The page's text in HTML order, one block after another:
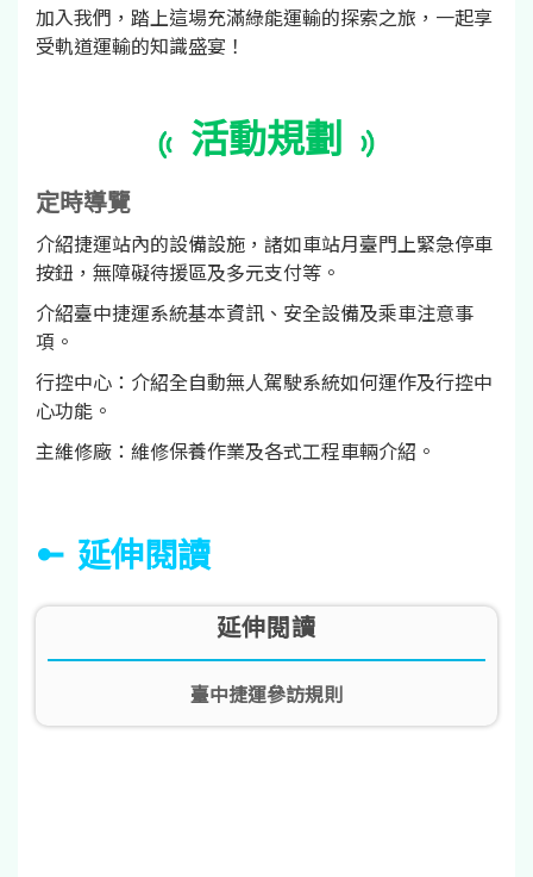
加入我們，踏上這場充滿綠能運輸的探索之旅，一起享
受軌道運輸的知識盛宴！
活動規劃
定時導覽
介紹捷運站內的設備設施，諸如車站月臺門上緊急停車
按鈕，無障礙待援區及多元支付等。
介紹臺中捷運系統基本資訊、安全設備及乘車注意事
項。
行控中心：介紹全自動無人駕駛系統如何運作及行控中
心功能。
主維修廠：維修保養作業及各式工程車輛介紹。
延伸閱讀
延伸閱讀
臺中捷運參訪規則